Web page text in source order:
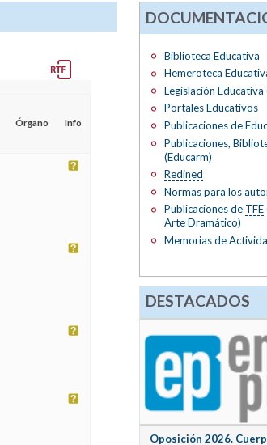
Órgano Info
Biblioteca Educativa
Hemeroteca
Legislación Educativa
Portales Educativos
Publicaciones de
Publicaciones,
(Educarm)
Redined
Normas para los
Publicaciones de TFE
Arte Dramático)
Memorias de
DESTACADOS
Oposición 2026.